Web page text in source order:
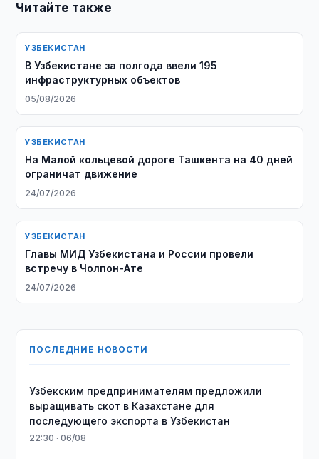
Читайте также
УЗБЕКИСТАН
В Узбекистане за полгода ввели 195
инфраструктурных объектов
05/08/2026
УЗБЕКИСТАН
На Малой кольцевой дороге Ташкента на 40 дней
ограничат движение
24/07/2026
УЗБЕКИСТАН
Главы МИД Узбекистана и России провели
встречу в Чолпон-Ате
24/07/2026
ПОСЛЕДНИЕ НОВОСТИ
Узбекским предпринимателям предложили
выращивать скот в Казахстане для
последующего экспорта в Узбекистан
22:30 · 06/08